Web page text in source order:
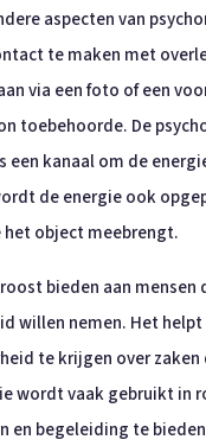
aspecten van
te maken met
via een foto of een
toebehoorde. De
een kanaal om de
de energie ook
het object meebrengt.
bieden aan mensen
willen nemen. Het
te krijgen over
wordt vaak gebruikt in
en begeleiding te